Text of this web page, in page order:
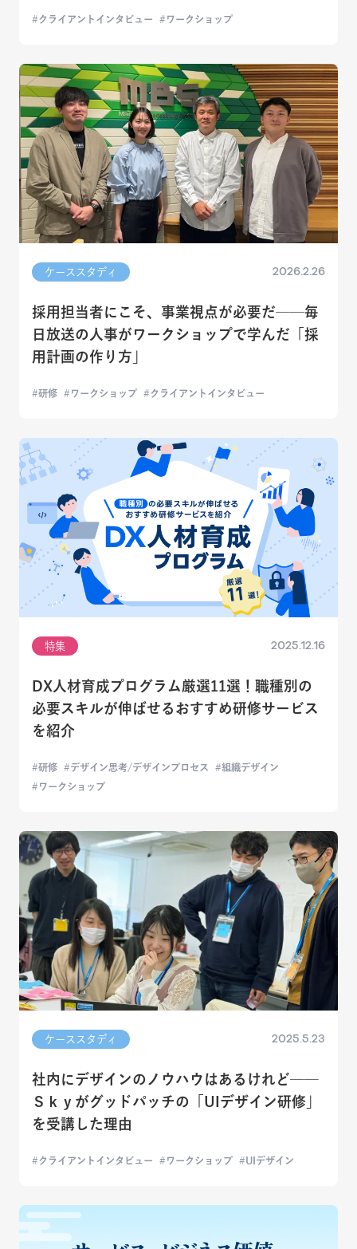
クライアントインタビュー ワークショップ
ケーススタディ 2026.2.26
採用担当者にこそ、事業視点が必要だ──毎
日放送の人事がワークショップで学んだ「採
用計画の作り方」
研修 ワークショップ クライアントインタビュー
特集 2025.12.16
DX人材育成プログラム厳選11選！職種別の
必要スキルが伸ばせるおすすめ研修サービス
を紹介
研修 デザイン思考/デザインプロセス
組織デザイン
ワークショップ
ケーススタディ 2025.5.23
社内にデザインのノウハウはあるけれど──
Ｓｋｙがグッドパッチの「UIデザイン研修」
を受講した理由
クライアントインタビュー ワークショップ UIデザイン